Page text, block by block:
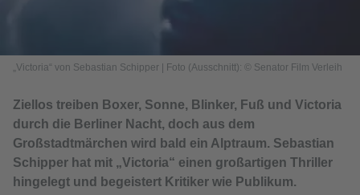
„Victoria“ von Sebastian Schipper Foto (Ausschnitt): © Senator Film Verleih
Ziellos treiben Boxer, Sonne, Blinker, Fuß und Victoria
durch die Berliner Nacht, doch aus dem
Großstadtmärchen wird bald ein Alptraum. Sebastian
Schipper hat mit „Victoria“ einen großartigen Thriller
hingelegt und begeistert Kritiker wie Publikum.